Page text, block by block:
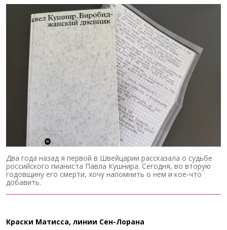
Два года назад я первой в Швейцарии рассказала о судьбе
российского пианиста Павла Кушнира. Сегодня, во вторую
годовщину его смерти, хочу напомнить о нем и кое-что
добавить.
Краски Матисса, линии Сен-Лорана